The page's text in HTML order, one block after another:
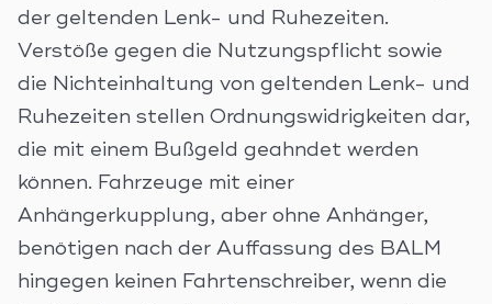
der geltenden Lenk- und Ruhezeiten.
Verstöße gegen die Nutzungspflicht sowie
die Nichteinhaltung von geltenden Lenk- und
Ruhezeiten stellen Ordnungswidrigkeiten dar,
die mit einem Bußgeld geahndet werden
können. Fahrzeuge mit einer
Anhängerkupplung, aber ohne Anhänger,
benötigen nach der Auffassung des BALM
hingegen keinen Fahrtenschreiber, wenn die